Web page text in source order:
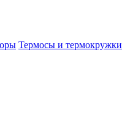
Термосы и термокружки